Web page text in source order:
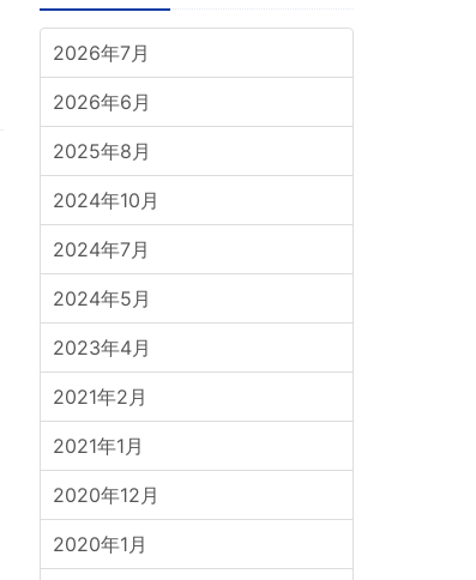
2026年7月
2026年6月
2025年8月
2024年10月
2024年7月
2024年5月
2023年4月
2021年2月
2021年1月
2020年12月
2020年1月